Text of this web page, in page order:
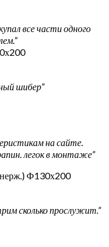
все части одного
шибер”
на сайте.
легок в монтаже”
Ф130х200
сколько прослужит.”